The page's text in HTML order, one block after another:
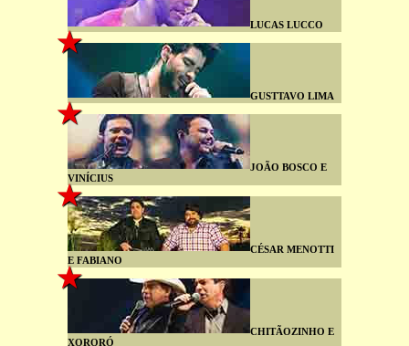
LUCAS LUCCO
GUSTTAVO LIMA
JOÃO BOSCO E
VINÍCIUS
CÉSAR MENOTTI
E FABIANO
CHITÃOZINHO E
XORORÓ